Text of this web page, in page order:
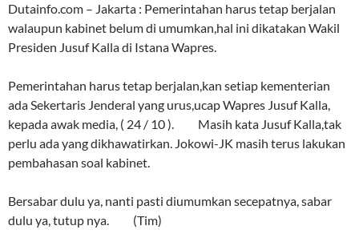
Dutainfo.com – Jakarta : Pemerintahan harus tetap berjalan
walaupun kabinet belum di umumkan,hal ini dikatakan Wakil
Presiden Jusuf Kalla di Istana Wapres.
Pemerintahan harus tetap berjalan,kan setiap kementerian
ada Sekertaris Jenderal yang urus,ucap Wapres Jusuf Kalla,
kepada awak media, ( 24 / 10 ). Masih kata Jusuf Kalla,tak
perlu ada yang dikhawatirkan. Jokowi-JK masih terus lakukan
pembahasan soal kabinet.
Bersabar dulu ya, nanti pasti diumumkan secepatnya, sabar
dulu ya, tutup nya. (Tim)